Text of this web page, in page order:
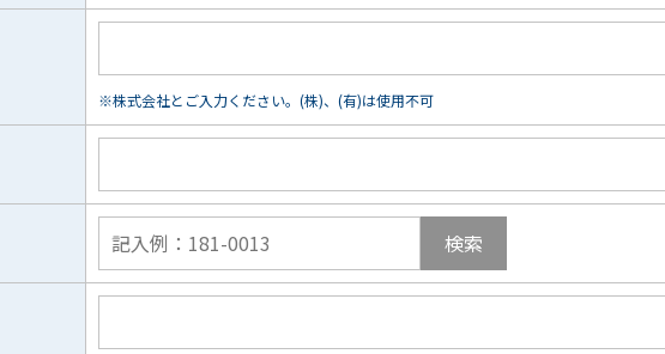
※株式会社とご入力ください。(株)、(有)は使用不可
検索